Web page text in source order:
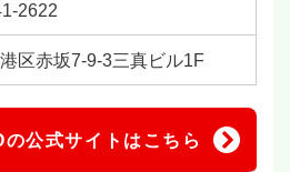
2622
区赤坂7-9-3三真ビル1F
公式サイトはこちら